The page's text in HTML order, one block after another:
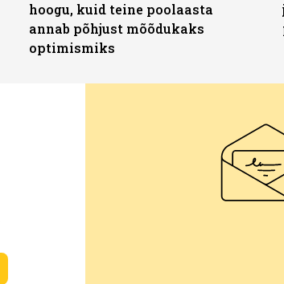
hoogu, kuid teine poolaasta
annab põhjust mõõdukaks
optimismiks